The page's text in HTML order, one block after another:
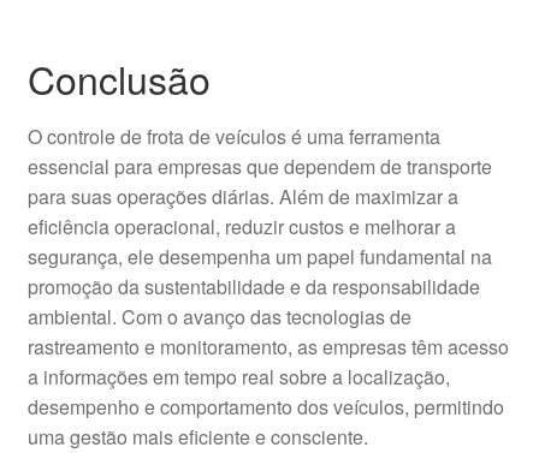
Conclusão
O controle de frota de veículos é uma ferramenta
essencial para empresas que dependem de transporte
para suas operações diárias. Além de maximizar a
eficiência operacional, reduzir custos e melhorar a
segurança, ele desempenha um papel fundamental na
promoção da sustentabilidade e da responsabilidade
ambiental. Com o avanço das tecnologias de
rastreamento e monitoramento, as empresas têm acesso
a informações em tempo real sobre a localização,
desempenho e comportamento dos veículos, permitindo
uma gestão mais eficiente e consciente.